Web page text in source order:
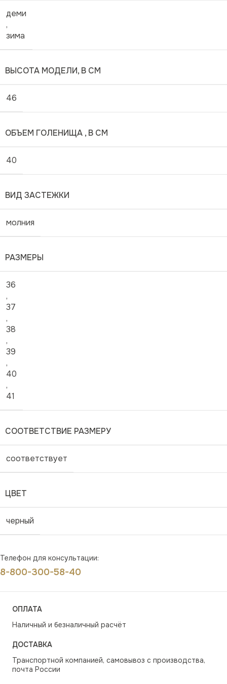
деми
,
зима
ВЫСОТА МОДЕЛИ, В СМ
46
ОБЪЕМ ГОЛЕНИЩА , В СМ
40
ВИД ЗАСТЕЖКИ
молния
РАЗМЕРЫ
36
,
37
,
38
,
39
,
40
,
41
СООТВЕТСТВИЕ РАЗМЕРУ
соответствует
ЦВЕТ
черный
Телефон для консультации:
8-800-300-58-40
ОПЛАТА
Наличный и безналичный расчёт
ДОСТАВКА
Транспортной компанией, самовывоз с производства,
почта России